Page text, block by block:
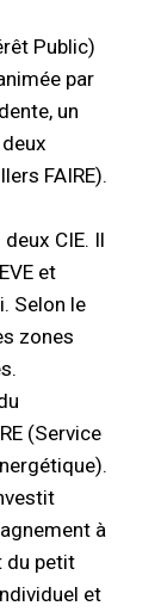
Public)
par
un
FAIRE).
CIE. Il
et
Selon le
zones
(Service
à
du petit
et